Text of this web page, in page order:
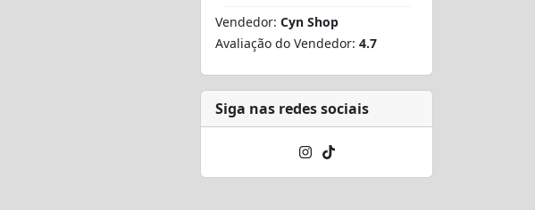
Vendedor: Cyn Shop
Avaliação do Vendedor: 4.7
Siga nas redes sociais